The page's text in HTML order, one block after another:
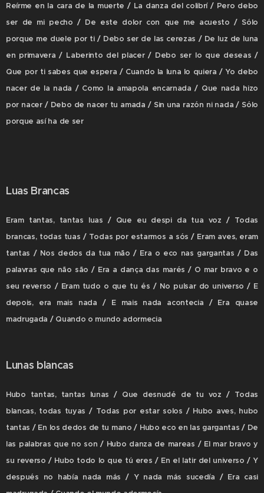
Reírme en la cara de la muerte / La danza del colibrí / Pero debo
ser de mi pecho / De este dolor con que me acuesto / Sólo
porque me duele por ti / Debo ser de las cerezas / De luz de luna
en primavera / Laberinto del placer / Debo ser lo que deseas /
Que por ti sabes que espera / Cuando la luna lo quiera / Yo debo
nacer de la nada / Como la amapola encarnada / Que nada hizo
por nacer / Debo de nacer tu amada / Sin una razón ni nada / Sólo
porque así ha de ser
Luas Brancas
Eram tantas, tantas luas / Que eu despi da tua voz / Todas
brancas, todas tuas / Todas por estarmos a sós / Eram aves, eram
tantas / Nos dedos da tua mão / Era o eco nas gargantas / Das
palavras que não são / Era a dança das marés / O mar bravo e o
seu reverso / Eram tudo o que tu és / No pulsar do universo / E
depois, era mais nada / E mais nada acontecia / Era quase
madrugada / Quando o mundo adormecia
Lunas blancas
Hubo tantas, tantas lunas / Que desnudé de tu voz / Todas
blancas, todas tuyas / Todas por estar solos / Hubo aves, hubo
tantas / En los dedos de tu mano / Hubo eco en las gargantas / De
las palabras que no son / Hubo danza de mareas / El mar bravo y
su reverso / Hubo todo lo que tú eres / En el latir del universo / Y
después no había nada más / Y nada más sucedía / Era casi